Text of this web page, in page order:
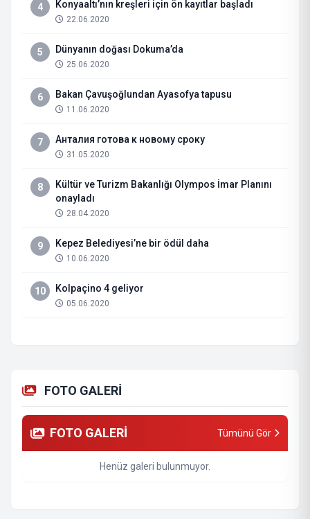
4 Konyaaltı’nın kreşleri için ön kayıtlar başladı
22.06.2020
5 Dünyanın doğası Dokuma’da
25.06.2020
6 Bakan Çavuşoğlundan Ayasofya tapusu
11.06.2020
7 Анталия готова к новому сроку
31.05.2020
8
Kültür ve Turizm Bakanlığı Olympos İmar Planını
onayladı
28.04.2020
9 Kepez Belediyesi’ne bir ödül daha
10.06.2020
10 Kolpaçino 4 geliyor
05.06.2020
FOTO GALERİ
FOTO GALERİ Tümünü Gör
Henüz galeri bulunmuyor.